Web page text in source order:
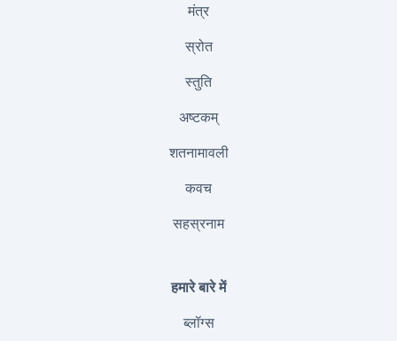
मंत्र
स्रोत
स्तुति
अष्टकम्
शतनामावली
कवच
सहस्रनाम
हमारे बारे में
ब्लॉग्स